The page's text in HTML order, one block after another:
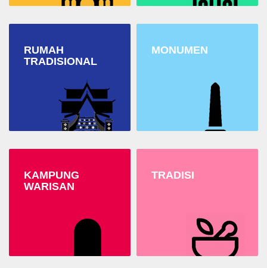
RUMAH
TRADISIONAL
MONUMEN
KAMPUNG
WARISAN
TRADISI